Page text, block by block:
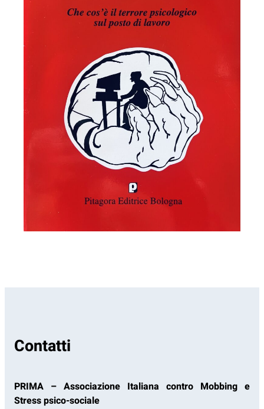
Contatti
PRIMA – Associazione Italiana contro Mobbing e
Stress psico-sociale